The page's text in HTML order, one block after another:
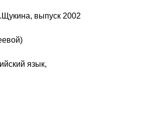
выпуск 2002
язык,